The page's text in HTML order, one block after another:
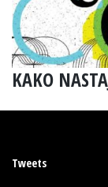
KAKO
Tweets